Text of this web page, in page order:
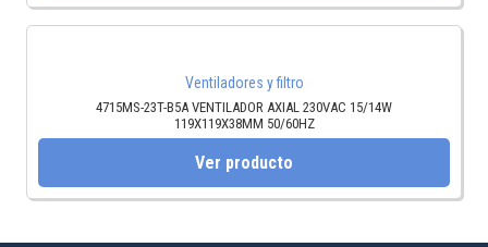
Ventiladores y filtro
4715MS-23T-B5A VENTILADOR AXIAL 230VAC 15/14W
119X119X38MM 50/60HZ
Ver producto